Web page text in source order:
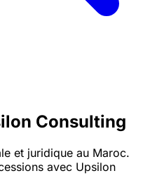
Consulting
et juridique au Maroc.
avec Upsilon